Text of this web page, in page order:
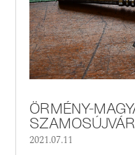
ÖRMÉNY-
2021.07.11